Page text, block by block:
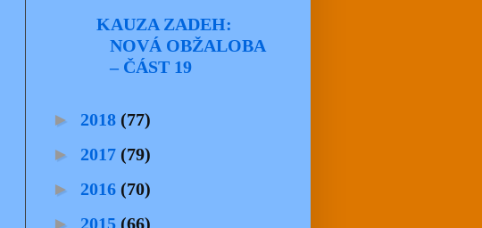
KAUZA ZADEH:
NOVÁ OBŽALOBA
– ČÁST 19
► 2018 (77)
► 2017 (79)
► 2016 (70)
► 2015 (66)